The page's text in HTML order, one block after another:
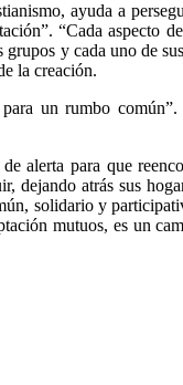
ayuda a
“Cada aspecto
y cada uno de
la creación.
un rumbo
alerta para que
dejando atrás sus
solidario y
mutuos, es un